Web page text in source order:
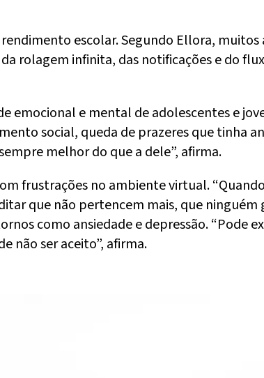
escolar. Segundo Ellora,
rolagem infinita, das notificações e do
emocional e mental de adolescentes e
social, queda de prazeres que tinha
melhor do que a dele”, afirma.
frustrações no ambiente virtual.
que não pertencem mais, que ninguém
como ansiedade e depressão. “Pode
não ser aceito”, afirma.